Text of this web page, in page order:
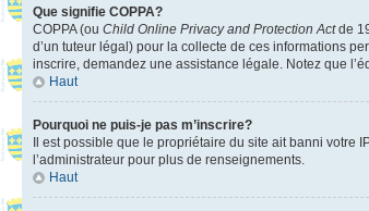
Que signifie COPPA?
COPPA (ou Child Online Privacy and Protection Actde
d’un tuteur légal) pour la collecte de ces informations
inscrire, demandez une assistance légale. Notez que
Haut
Pourquoi ne puis-je pas m’inscrire?
Il est possible que le propriétaire du site ait banni votre
l’administrateur pour plus de renseignements.
Haut